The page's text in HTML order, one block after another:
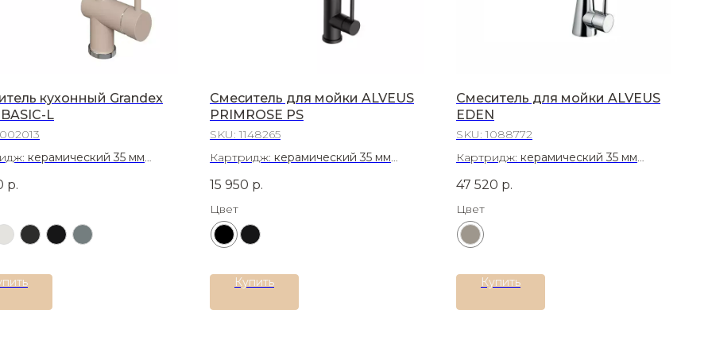
кухонный Grandex
L
керамический 35 мм
р.
Смеситель для мойки ALVEUS
PRIMROSE PS
SKU: 1148265
Картридж: керамический 35 мм
15 950 р.
Цвет
Купить
Смеситель для мойки ALVEUS
EDEN
SKU: 1088772
Картридж: керамический 35 мм
47 520 р.
Цвет
Купить